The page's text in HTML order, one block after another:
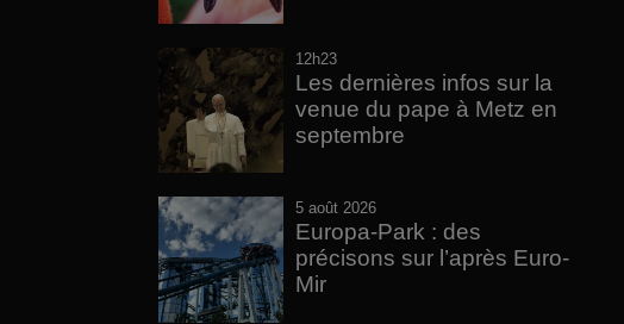
12h23
Les dernières infos sur la
venue du pape à Metz en
septembre
5 août 2026
Europa-Park : des
précisons sur l’après Euro-
Mir